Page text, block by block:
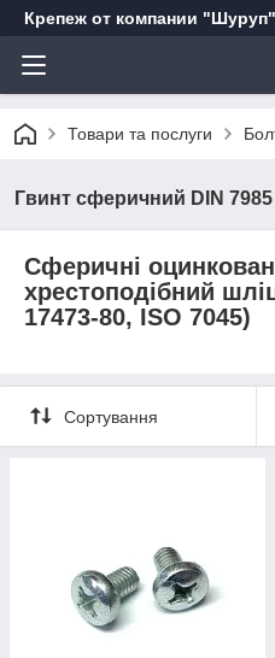
Крепеж от компании "Шуруп"
Товари та послуги
Гвинт сферичний DIN 7985
Сферичні
хрестоподібний
17473-80, ISO 7045)
Сортування